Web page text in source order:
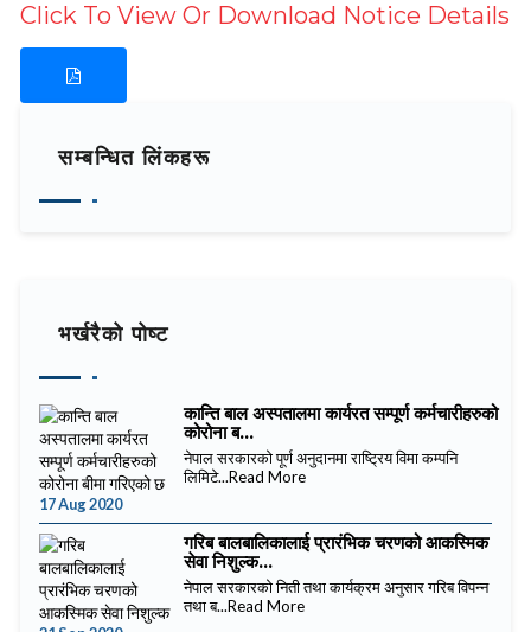
Click To View Or Download Notice Details
सम्बन्धित लिंकहरू
भर्खरैको पोष्ट
17 Aug 2020
कान्ति बाल अस्पतालमा कार्यरत सम्पूर्ण कर्मचारीहरुको
कोरोना ब...
नेपाल सरकारको पूर्ण अनुदानमा राष्ट्रिय विमा कम्पनि
लिमिटे...Read More
गरिब बालबालिकालाई प्रारंभिक चरणको आकस्मिक
सेवा निशुल्क...
नेपाल सरकारको निती तथा कार्यक्रम अनुसार गरिब विपन्न
तथा ब...Read More